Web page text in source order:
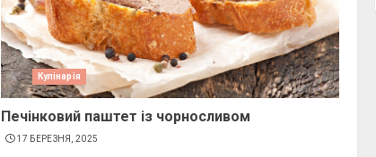
Кулінарія
Печінковий паштет із чорносливом
17 БЕРЕЗНЯ, 2025